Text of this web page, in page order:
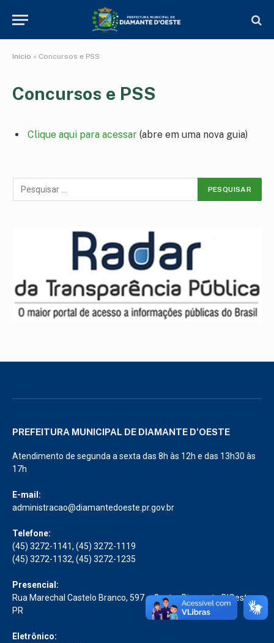
Início » Concursos e PSS
Concursos e PSS
Clique aqui para acessar (abre em uma nova guia)
PREFEITURA MUNICIPAL DE DIAMANTE D'OESTE
Atendimento de segunda a sexta das 8h às 12h e das 13h30 às
17h
E-mail:
administracao@diamantedoeste.pr.gov.br
Telefone:
(45) 3272-1141, (45) 3272-1119
(45) 3272-1132, (45) 3272-1235
Presencial:
Rua Marechal Castelo Branco, 597 – Centro Diamante D’Oeste –
PR
Eletrônico: